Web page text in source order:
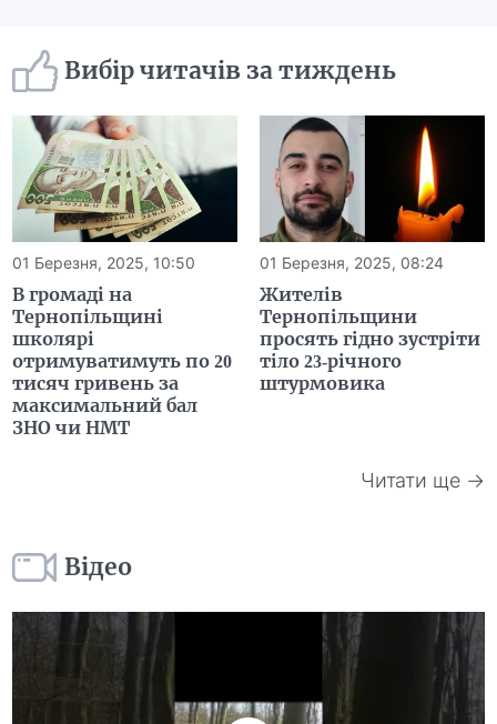
Вибір читачів за тиждень
01 Березня, 2025, 10:50
В громаді на
Тернопільщині
школярі
отримуватимуть по 20
тисяч гривень за
максимальний бал
ЗНО чи НМТ
01 Березня, 2025, 08:24
Жителів
Тернопільщини
просять гідно зустріти
тіло 23-річного
штурмовика
Читати ще →
Відео